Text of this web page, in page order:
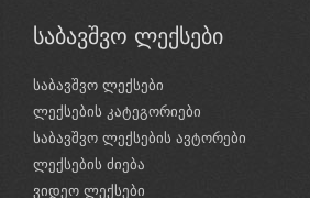
საბავშვო ლექსები
საბავშვო ლექსები
ლექსების კატეგორიები
საბავშვო ლექსების ავტორები
ლექსების ძიება
ვიდეო ლექსები